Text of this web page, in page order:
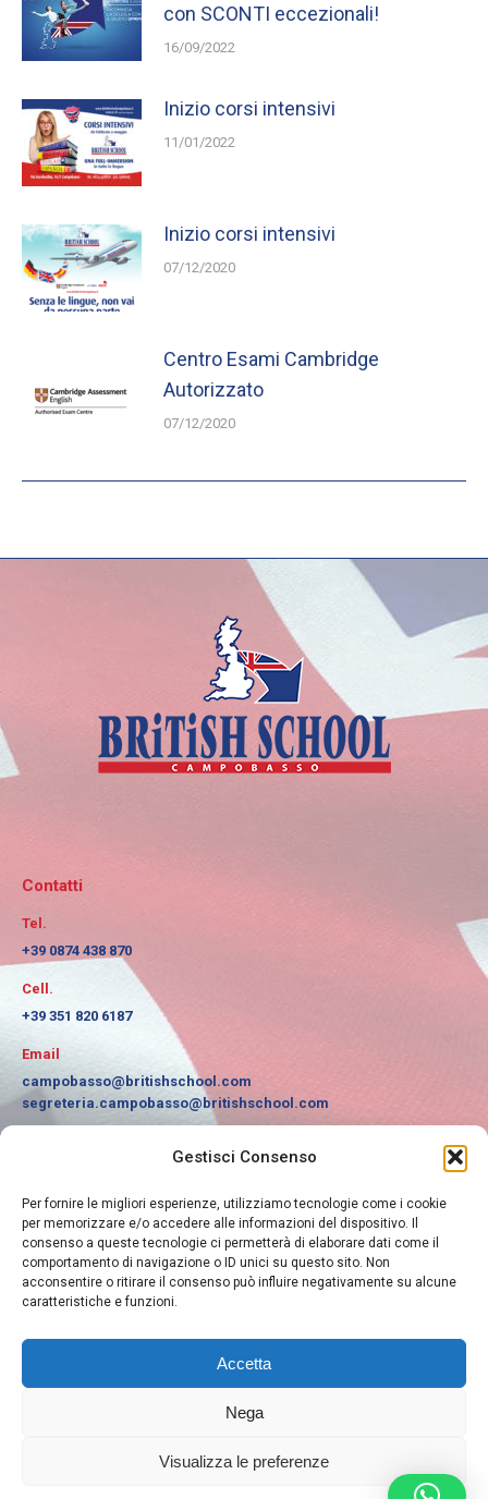
Gestisci Consenso
Per fornire le migliori esperienze, utilizziamo tecnologie come i cookie
per memorizzare e/o accedere alle informazioni del dispositivo. Il
consenso a queste tecnologie ci permetterà di elaborare dati come il
comportamento di navigazione o ID unici su questo sito. Non
acconsentire o ritirare il consenso può influire negativamente su alcune
caratteristiche e funzioni.
Accetta
Nega
Visualizza le preferenze
con SCONTI eccezionali!
16/09/2022
Inizio corsi intensivi
11/01/2022
Inizio corsi intensivi
07/12/2020
Centro Esami Cambridge
Autorizzato
07/12/2020
Contatti
Tel.
+39 0874 438 870
Cell.
+39 351 820 6187
Email
campobasso@britishschool.com
segreteria.campobasso@britishschool.com
in
new
window
opens
in
new
window
Informazioni Utili
Orari di lavoro
Dal Lunedì al Venerdì dalle ore:
10.00 - 12.00 / 16.00 - 20.00
Informazioni legali
GDPR - Privacy Policy - Cookie Policy
British School - Via Scardocchia, 16/C - 86100 Campobasso (CB) -